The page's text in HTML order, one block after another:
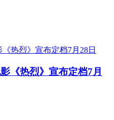
《热烈》宣布定档7月